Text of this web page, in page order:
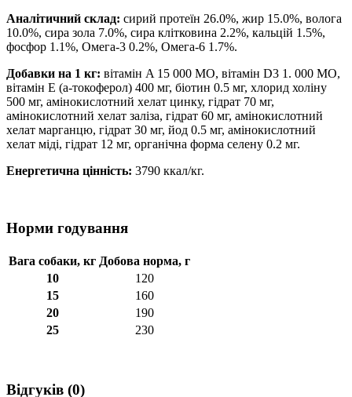
Аналітичний склад: сирий протеїн 26.0%, жир 15.0%, волога
10.0%, сира зола 7.0%, сира клітковина 2.2%, кальцій 1.5%,
фосфор 1.1%, Омега-3 0.2%, Омега-6 1.7%.
Добавки на 1 кг: вітамін A 15 000 МО, вітамін D3 1. 000 МО,
вітамін E (а-токоферол) 400 мг, біотин 0.5 мг, хлорид холіну
500 мг, амінокислотний хелат цинку, гідрат 70 мг,
амінокислотний хелат заліза, гідрат 60 мг, амінокислотний
хелат марганцю, гідрат 30 мг, йод 0.5 мг, амінокислотний
хелат міді, гідрат 12 мг, органічна форма селену 0.2 мг.
Енергетична цінність: 3790 ккал/кг.
Норми годування
Вага собаки, кг Добова норма, г
10
120
15
160
20
190
25
230
Відгуків (0)